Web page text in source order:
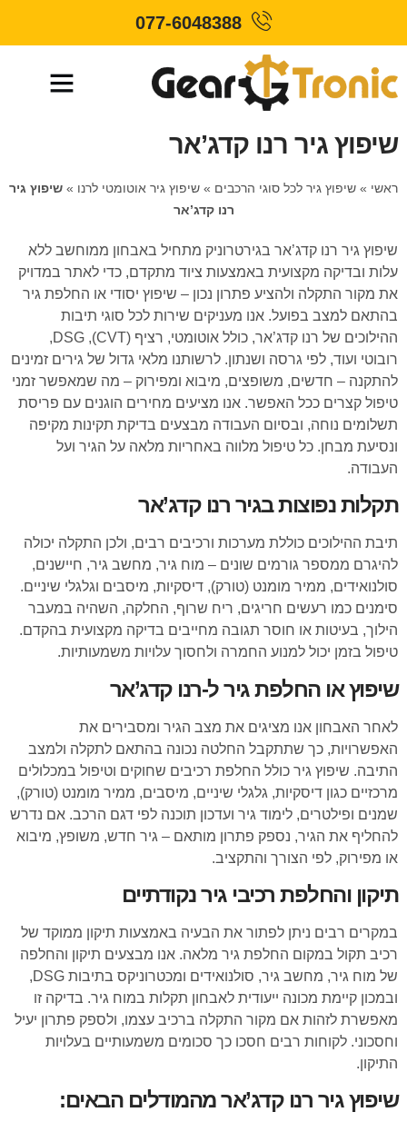
077-6048388
שיפוץ גיר רנו קדג’אר
ראשי » שיפוץ גיר לכל סוגי הרכבים » שיפוץ גיר אוטומטי לרנו » שיפוץ גיר
רנו קדג’אר
שיפוץ גיר רנו קדג’אר בגירטרוניק מתחיל באבחון ממוחשב ללא
עלות ובדיקה מקצועית באמצעות ציוד מתקדם, כדי לאתר במדויק
את מקור התקלה ולהציע פתרון נכון – שיפוץ יסודי או החלפת גיר
בהתאם למצב בפועל. אנו מעניקים שירות לכל סוגי תיבות
ההילוכים של רנו קדג’אר, כולל אוטומטי, רציף (CVT), DSG,
רובוטי ועוד, לפי גרסה ושנתון. לרשותנו מלאי גדול של גירים זמינים
להתקנה – חדשים, משופצים, מיבוא ומפירוק – מה שמאפשר זמני
טיפול קצרים ככל האפשר. אנו מציעים מחירים הוגנים עם פריסת
תשלומים נוחה, ובסיום העבודה מבצעים בדיקת תקינות מקיפה
ונסיעת מבחן. כל טיפול מלווה באחריות מלאה על הגיר ועל
העבודה.
תקלות נפוצות בגיר רנו קדג’אר
תיבת ההילוכים כוללת מערכות ורכיבים רבים, ולכן התקלה יכולה
להיגרם ממספר גורמים שונים – מוח גיר, מחשב גיר, חיישנים,
סולנואידים, ממיר מומנט (טורק), דיסקיות, מיסבים וגלגלי שיניים.
סימנים כמו רעשים חריגים, ריח שרוף, החלקה, השהיה במעבר
הילוך, בעיטות או חוסר תגובה מחייבים בדיקה מקצועית בהקדם.
טיפול בזמן יכול למנוע החמרה ולחסוך עלויות משמעותיות.
שיפוץ או החלפת גיר ל-רנו קדג’אר
לאחר האבחון אנו מציגים את מצב הגיר ומסבירים את
האפשרויות, כך שתתקבל החלטה נכונה בהתאם לתקלה ולמצב
התיבה. שיפוץ גיר כולל החלפת רכיבים שחוקים וטיפול במכלולים
מרכזיים כגון דיסקיות, גלגלי שיניים, מיסבים, ממיר מומנט (טורק),
שמנים ופילטרים, לימוד גיר ועדכון תוכנה לפי דגם הרכב. אם נדרש
להחליף את הגיר, נספק פתרון מותאם – גיר חדש, משופץ, מיבוא
או מפירוק, לפי הצורך והתקציב.
תיקון והחלפת רכיבי גיר נקודתיים
במקרים רבים ניתן לפתור את הבעיה באמצעות תיקון ממוקד של
רכיב תקול במקום החלפת גיר מלאה. אנו מבצעים תיקון והחלפה
של מוח גיר, מחשב גיר, סולנואידים ומכטרוניקס בתיבות DSG,
ובמכון קיימת מכונה ייעודית לאבחון תקלות במוח גיר. בדיקה זו
מאפשרת לזהות אם מקור התקלה ברכיב עצמו, ולספק פתרון יעיל
וחסכוני. לקוחות רבים חסכו כך סכומים משמעותיים בעלויות
התיקון.
שיפוץ גיר רנו קדג’אר מהמודלים הבאים: